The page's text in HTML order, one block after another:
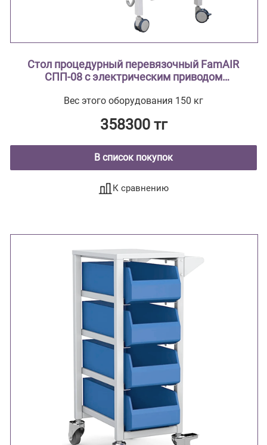
Стол процедурный перевязочный FamAIR
СПП-08 с электрическим приводом
Вес этого оборудования 150 кг
358300 тг
В список покупок
К сравнению